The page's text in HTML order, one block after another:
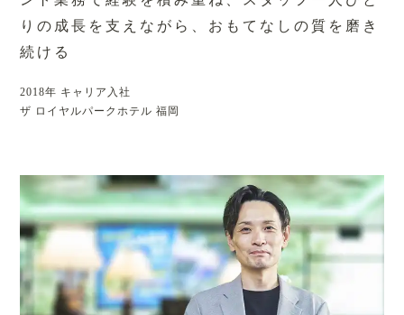
りの成長を支えながら、おもてなしの質を磨き
続ける
2018年 キャリア入社
ザ ロイヤルパークホテル 福岡